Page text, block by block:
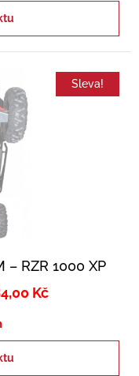
Sleva!
– RZR 1000 XP
Kč